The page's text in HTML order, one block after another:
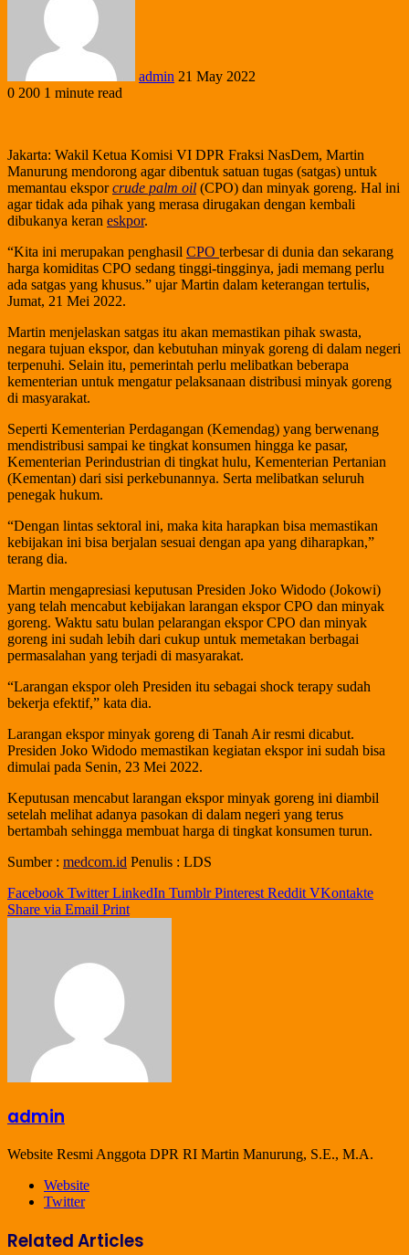
admin 21 May 2022
0 200 1 minute read
Jakarta: Wakil Ketua Komisi VI DPR Fraksi NasDem, Martin
Manurung mendorong agar dibentuk satuan tugas (satgas) untuk
memantau ekspor crude palm oil (CPO) dan minyak goreng. Hal ini
agar tidak ada pihak yang merasa dirugakan dengan kembali
dibukanya keran eskpor.
“Kita ini merupakan penghasil CPO terbesar di dunia dan sekarang
harga komiditas CPO sedang tinggi-tingginya, jadi memang perlu
ada satgas yang khusus.” ujar Martin dalam keterangan tertulis,
Jumat, 21 Mei 2022.
Martin menjelaskan satgas itu akan memastikan pihak swasta,
negara tujuan ekspor, dan kebutuhan minyak goreng di dalam negeri
terpenuhi. Selain itu, pemerintah perlu melibatkan beberapa
kementerian untuk mengatur pelaksanaan distribusi minyak goreng
di masyarakat.
Seperti Kementerian Perdagangan (Kemendag) yang berwenang
mendistribusi sampai ke tingkat konsumen hingga ke pasar,
Kementerian Perindustrian di tingkat hulu, Kementerian Pertanian
(Kementan) dari sisi perkebunannya. Serta melibatkan seluruh
penegak hukum.
“Dengan lintas sektoral ini, maka kita harapkan bisa memastikan
kebijakan ini bisa berjalan sesuai dengan apa yang diharapkan,”
terang dia.
Martin mengapresiasi keputusan Presiden Joko Widodo (Jokowi)
yang telah mencabut kebijakan larangan ekspor CPO dan minyak
goreng. Waktu satu bulan pelarangan ekspor CPO dan minyak
goreng ini sudah lebih dari cukup untuk memetakan berbagai
permasalahan yang terjadi di masyarakat.
“Larangan ekspor oleh Presiden itu sebagai shock terapy sudah
bekerja efektif,” kata dia.
Larangan ekspor minyak goreng di Tanah Air resmi dicabut.
Presiden Joko Widodo memastikan kegiatan ekspor ini sudah bisa
dimulai pada Senin, 23 Mei 2022.
Keputusan mencabut larangan ekspor minyak goreng ini diambil
setelah melihat adanya pasokan di dalam negeri yang terus
bertambah sehingga membuat harga di tingkat konsumen turun.
Sumber : medcom.id Penulis : LDS
Facebook Twitter LinkedIn Tumblr Pinterest Reddit VKontakte
Share via Email Print
admin
Website Resmi Anggota DPR RI Martin Manurung, S.E., M.A.
Website
Twitter
Related Articles